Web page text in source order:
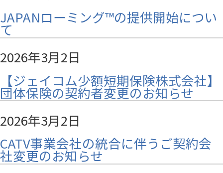
JAPANローミング™の提供開始につい
て
2026年3月2日
【ジェイコム少額短期保険株式会社】
団体保険の契約者変更のお知らせ
2026年3月2日
CATV事業会社の統合に伴うご契約会
社変更のお知らせ